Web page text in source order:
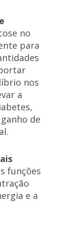
no
para
nos
a
de
funções
e a